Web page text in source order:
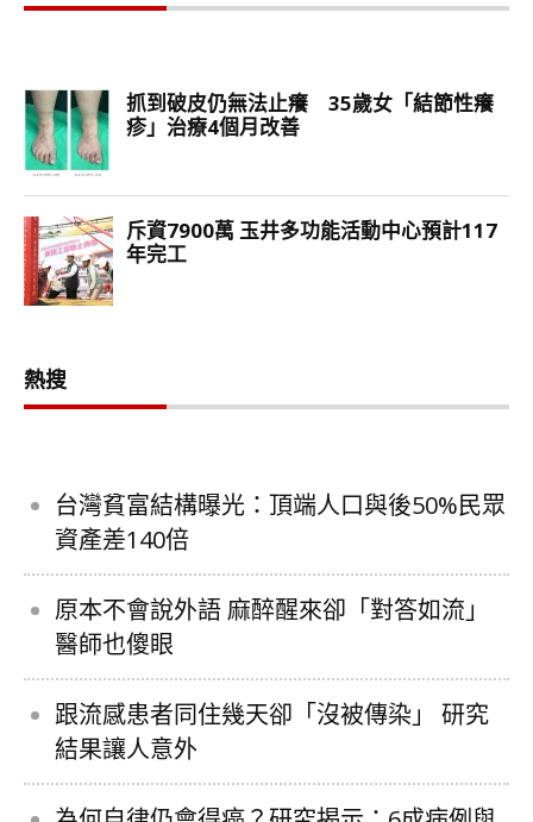
熱搜
台灣貧富結構曝光：頂端人口與後50%民眾
資產差140倍
原本不會說外語 麻醉醒來卻「對答如流」
醫師也傻眼
跟流感患者同住幾天卻「沒被傳染」 研究
結果讓人意外